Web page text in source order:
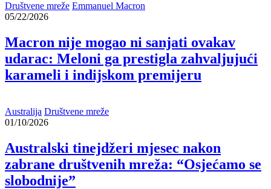
Društvene mreže Emmanuel Macron
05/22/2026
Macron nije mogao ni sanjati ovakav
udarac: Meloni ga prestigla zahvaljujući
karameli i indijskom premijeru
Australija Društvene mreže
01/10/2026
Australski tinejdžeri mjesec nakon
zabrane društvenih mreža: “Osjećamo se
slobodnije”